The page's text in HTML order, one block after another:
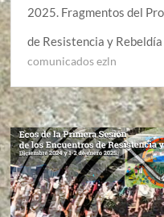
2025. Fragmentos del
de Resistencia y
comunicados ezln